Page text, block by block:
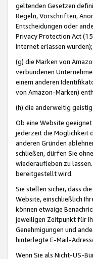
geltenden Gesetzen
Regeln, Vorschriften,
Entscheidungen oder
Privacy Protection Act
Internet erlassen wurden);
(g) die Marken von
verbundenen
einem anderen
von Amazon-Marken)
(h) die anderweitig
Ob eine Website
jederzeit die Möglichkeit
anderen Gründen
schließen, dürfen Sie
wiederaufleben zu
bereitgestellt wird.
Sie stellen sicher, dass
Website, einschließlich
können etwaige
jeweiligen Zeitpunkt für
Genehmigungen und
hinterlegte E-Mail-
Wenn Sie als Nicht-US-